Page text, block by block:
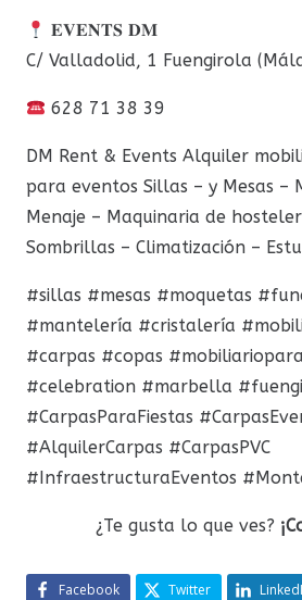
𝐄𝐕𝐄𝐍𝐓𝐒 𝐃𝐌
C/ Valladolid, 1 Fuengirola
628 71 38 39
DM Rent & Events Alquiler
para eventos Sillas – y Mesas –
Menaje – Maquinaria de
Sombrillas – Climatización –
#sillas #mesas #moquetas
#mantelería #cristalería
#carpas #copas
#celebration #marbella
#CarpasParaFiestas
#AlquilerCarpas #CarpasPVC
#InfraestructuraEventos
¿Te gusta lo que ves?
Facebook Twitter